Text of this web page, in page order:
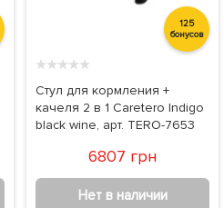
125
бонусов
★★★★★
Стул для кормления +
качеля 2 в 1 Caretero Indigo
black wine, арт. TERO-7653
6807 грн
Нет в наличии